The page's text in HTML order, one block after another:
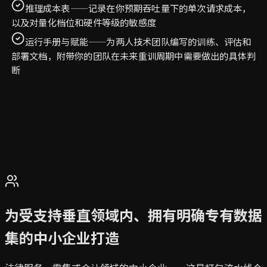
推理成本表——记录在你预期吞吐量下的单次请求成本，
以及对量化档位和硬件等级的敏感度
运行手册与赋能——为两人技术团队编写的训练、评估和
部署文档，附带你的团队在未来重训周期中需要做出的具体判
断
为受支持垂直领域内、拥有明确专有数据
集的中小企业打造